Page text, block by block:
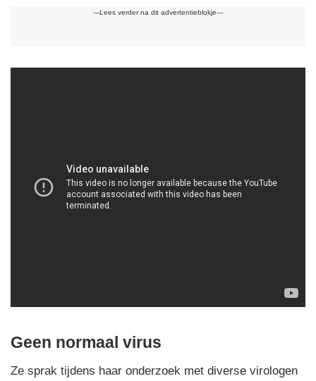
---Lees verder na dit advertentieblokje---
Geen normaal virus
Ze sprak tijdens haar onderzoek met diverse virologen